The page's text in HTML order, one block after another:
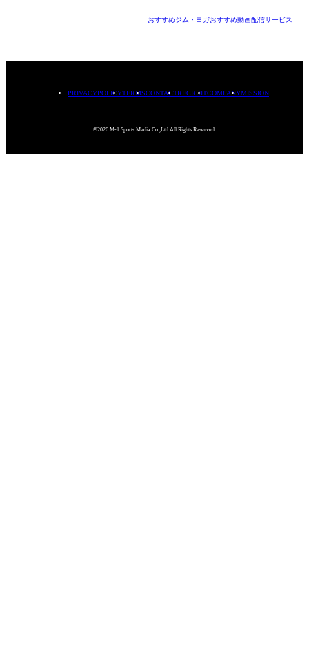
おすすめジム・ヨガおすすめ動画配信サービス
PRIVACYPOLICYTERMSCONTACTRECRUITCOMPANYMISSION
©2026.M-1 Sports Media Co.,Ltd.All Rights Reserved.